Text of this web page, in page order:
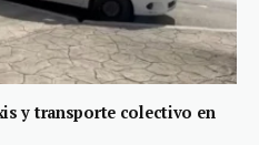
y transporte colectivo en